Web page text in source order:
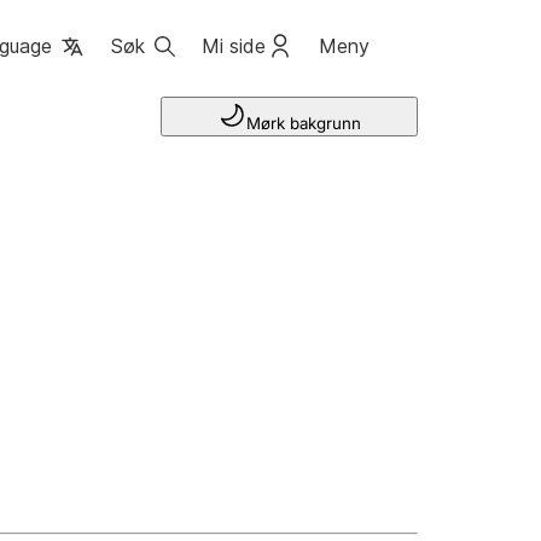
Søk Mi side Meny
Mørk bakgrunn